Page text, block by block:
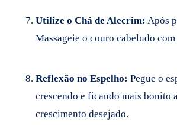
Utilize o Chá de Alecrim: Após
Massageie o couro cabeludo
Reflexão no Espelho: Pegue o
crescendo e ficando mais bonito
crescimento desejado.